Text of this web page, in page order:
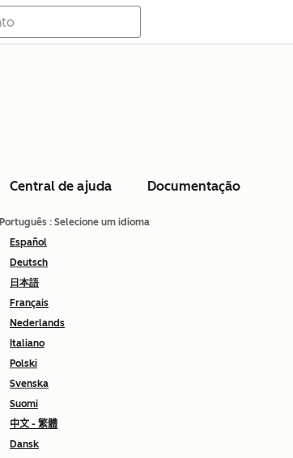
Central de ajuda Documentação
Português : Selecione um idioma
Español
Deutsch
日本語
Français
Nederlands
Italiano
Polski
Svenska
Suomi
中文 - 繁體
Dansk